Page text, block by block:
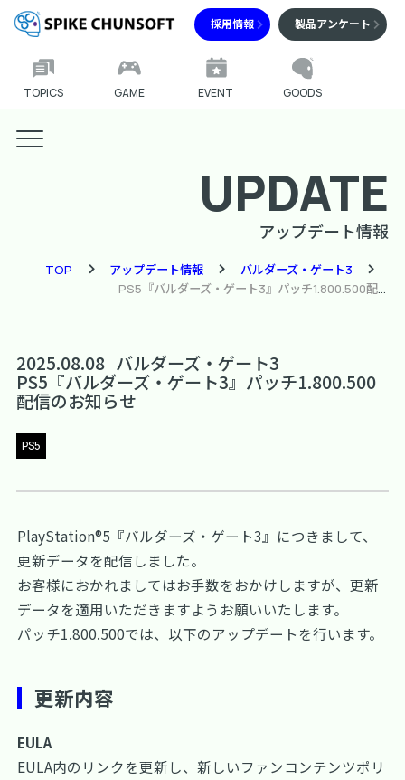
採用情報 製品アンケート
TOPICS GAME EVENT GOODS
UPDATE
アップデート情報
TOP アップデート情報
バルダーズ・ゲート3
PS5『バルダーズ・ゲート3』パッチ1.800.500配信のお知らせ
2025.08.08 バルダーズ・ゲート3
PS5『バルダーズ・ゲート3』パッチ1.800.500
配信のお知らせ
PS5
PlayStation®5『バルダーズ・ゲート3』につきまして、
更新データを配信しました。
お客様におかれましてはお手数をおかけしますが、更新
データを適用いただきますようお願いいたします。
パッチ1.800.500では、以下のアップデートを行います。
更新内容
EULA
EULA内のリンクを更新し、新しいファンコンテンツポリ